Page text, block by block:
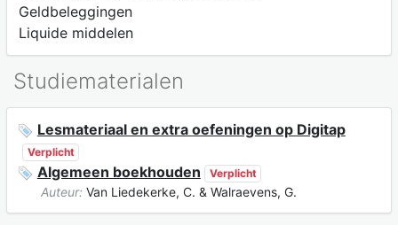
Geldbeleggingen
Liquide middelen
Studiematerialen
Lesmateriaal en extra oefeningen op Digitap
Verplicht
Algemeen boekhouden Verplicht
Auteur: Van Liedekerke, C. & Walraevens, G.